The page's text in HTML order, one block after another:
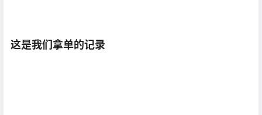
这是我们拿单的记录